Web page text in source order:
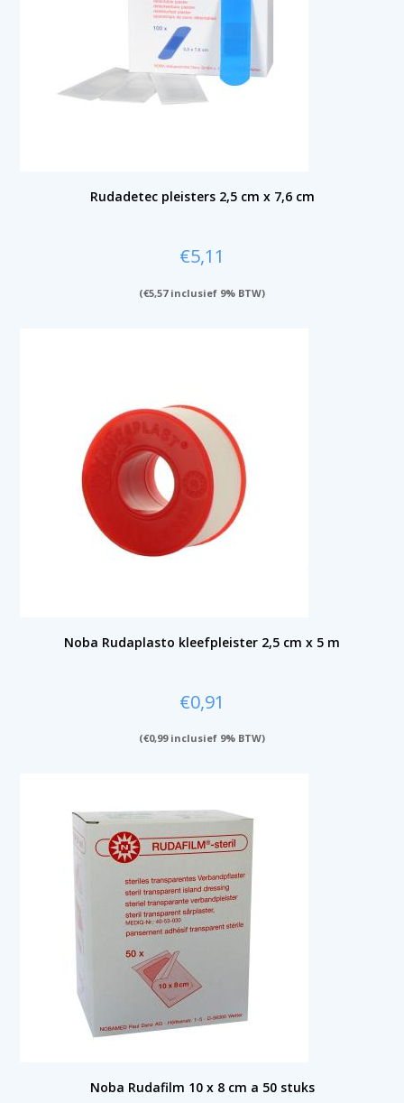
Rudadetec pleisters 2,5 cm x 7,6 cm
€5,11
(€5,57inclusief 9% BTW)
Noba Rudaplasto kleefpleister 2,5 cm x 5 m
€0,91
(€0,99inclusief 9% BTW)
Noba Rudafilm 10 x 8 cm a 50 stuks